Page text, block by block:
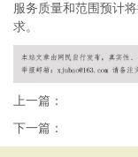
服务质量和范围预计
求。
上一篇：
下一篇：